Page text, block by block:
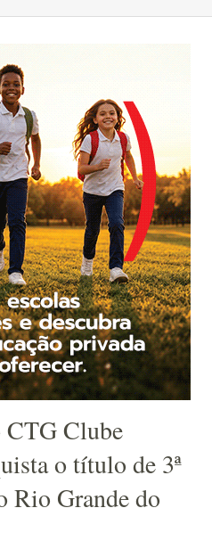
CTG Clube
o título de 3ª
Rio Grande do